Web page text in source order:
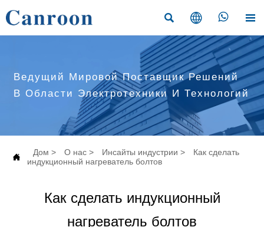
   
Ведущий Мировой Поставщик Решений
В Области Электротехники И Технологий
 Дом > О нас > Инсайты индустрии >
Как сделать
индукционный нагреватель болтов
Как сделать индукционный
нагреватель болтов